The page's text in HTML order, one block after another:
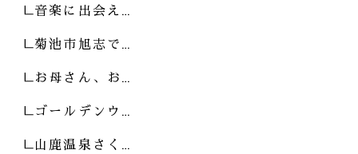
音楽に出会え…
菊池市旭志で…
お母さん、お…
ゴールデンウ…
山鹿温泉さく…